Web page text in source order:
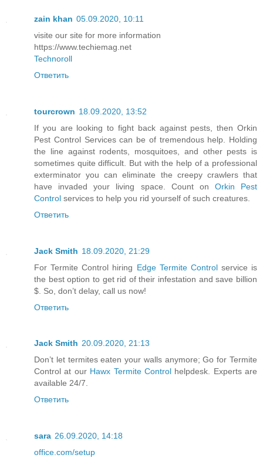
zain khan 05.09.2020, 10:11
visite our site for more information
https://www.techiemag.net
Technoroll
Ответить
tourcrown 18.09.2020, 13:52
If you are looking to fight back against pests, then Orkin
Pest Control Services can be of tremendous help. Holding
the line against rodents, mosquitoes, and other pests is
sometimes quite difficult. But with the help of a professional
exterminator you can eliminate the creepy crawlers that
have invaded your living space. Count on Orkin Pest
Control services to help you rid yourself of such creatures.
Ответить
Jack Smith 18.09.2020, 21:29
For Termite Control hiring Edge Termite Controlservice is
the best option to get rid of their infestation and save billion
$. So, don’t delay, call us now!
Ответить
Jack Smith 20.09.2020, 21:13
Don’t let termites eaten your walls anymore; Go for Termite
Control at our Hawx Termite Controlhelpdesk. Experts are
available 24/7.
Ответить
sara 26.09.2020, 14:18
office.com/setup